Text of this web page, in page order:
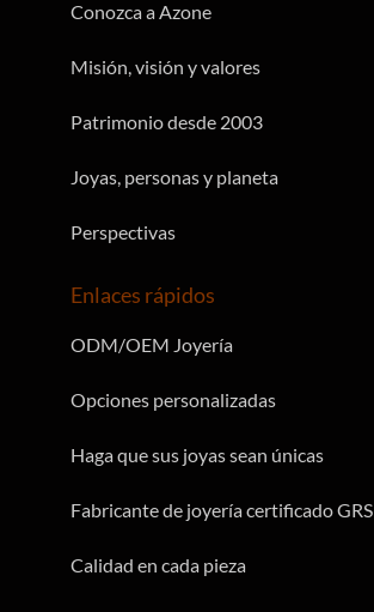
Enlaces rápidos
ODM/OEM Joyería
Opciones personalizadas
Haga que sus joyas sean únicas
Fabricante de joyería certificado GRS
Calidad en cada pieza
Conozca a Azone
Misión, visión y valores
Patrimonio desde 2003
Joyas, personas y planeta
Perspectivas